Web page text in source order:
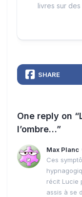
livres sur
SHARE
One reply on
l’ombre…”
Max Planc
Ces
récit Lucie
assis à se